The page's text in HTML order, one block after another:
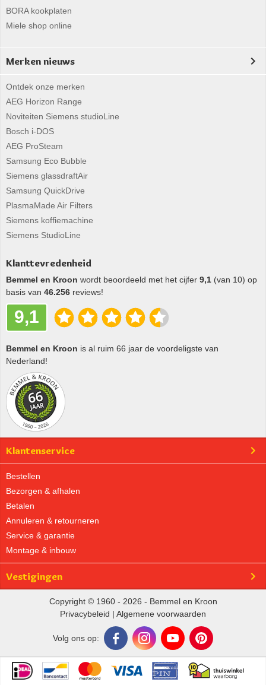
BORA kookplaten
Miele shop online
Merken nieuws
Ontdek onze merken
AEG Horizon Range
Noviteiten Siemens studioLine
Bosch i-DOS
AEG ProSteam
Samsung Eco Bubble
Siemens glassdraftAir
Samsung QuickDrive
PlasmaMade Air Filters
Siemens koffiemachine
Siemens StudioLine
Klanttevredenheid
Bemmel en Kroon wordt beoordeeld met het cijfer 9,1 (van 10) op
basis van 46.256 reviews!
9,1
Bemmel en Kroon is al ruim 66 jaar de voordeligste van
Nederland!
Klantenservice
Bestellen
Bezorgen & afhalen
Betalen
Annuleren & retourneren
Service & garantie
Montage & inbouw
Vestigingen
Copyright © 1960 - 2026 - Bemmel en Kroon
Privacybeleid | Algemene voorwaarden
Volg ons op: